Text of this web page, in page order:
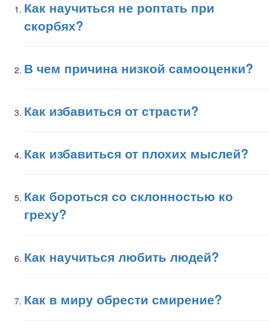
Как научиться не роптать при
скорбях?
В чем причина низкой самооценки?
Как избавиться от страсти?
Как избавиться от плохих мыслей?
Как бороться со склонностью ко
греху?
Как научиться любить людей?
Как в миру обрести смирение?